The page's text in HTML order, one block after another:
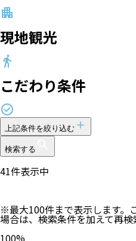
現地観光
こだわり条件
上記条件を絞り込む
検索する
44件表示中
※最大100件まで表示します。
場合は、検索条件を加えて再検
100%